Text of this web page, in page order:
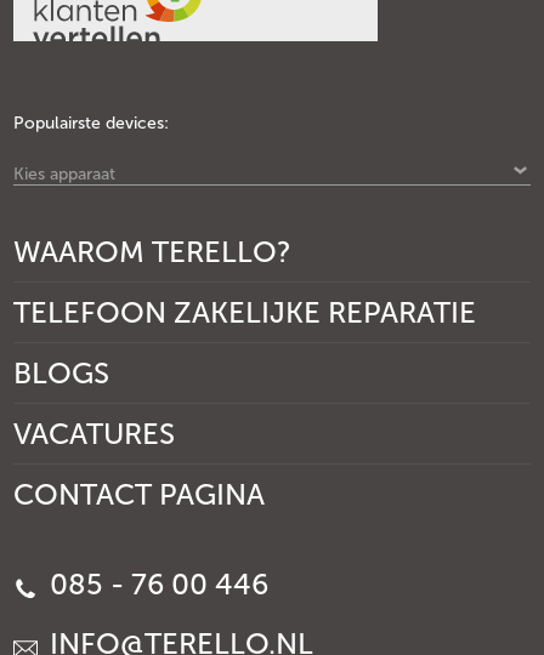
Populairste devices:
Kies apparaat
WAAROM TERELLO?
TELEFOON ZAKELIJKE REPARATIE
BLOGS
VACATURES
CONTACT PAGINA
085 - 76 00 446
INFO@TERELLO.NL